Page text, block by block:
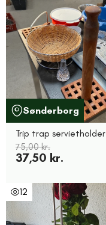
Sønderborg
Trip trap servietholder
75,00 kr.
37,50 kr.
12